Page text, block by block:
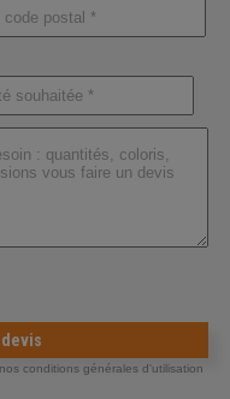
conditions générales d'utilisation